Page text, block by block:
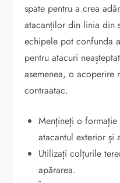
spate pentru a crea
atacanților din linia din
echipele pot confunda
pentru atacuri
asemenea, o acoperire
contraatac.
Mențineți o
atacantul exterior și
Utilizați colțurile
apărarea.